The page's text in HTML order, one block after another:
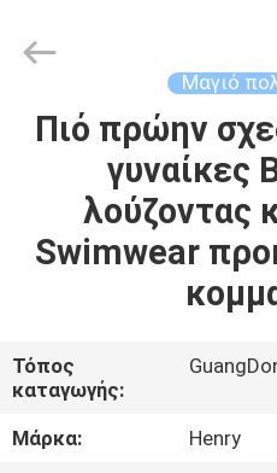
ΣΠΊΤΙ
ΠΡΟΪΌΝΤΑ
ΓΎΡΟΣ
ΕΡΓΟΣΤΑΣΊΩΝ
Trading
Reserved.
Μαγιό
Πιό πρώην
γυναίκες
λούζοντας
Swimwear
Τόπος
καταγωγής:
Μάρκα:
Henry